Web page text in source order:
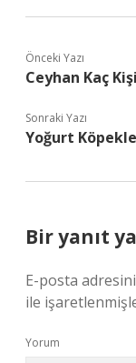
Önceki Yazı
Ceyhan Kaç Kişi
Sonraki Yazı
Yoğurt
Bir yanıt
E-posta
ile
Yorum